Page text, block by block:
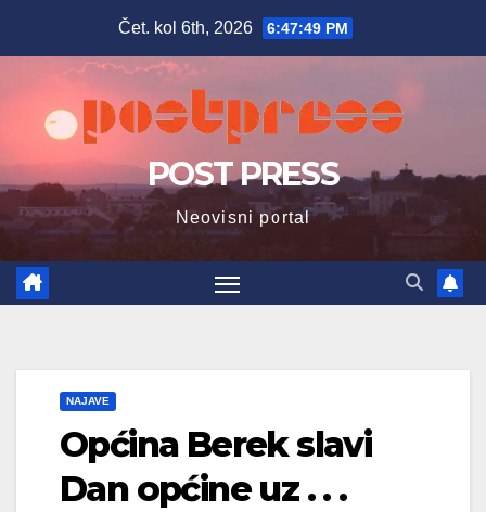
Čet. kol 6th, 2026 6:47:50 PM
POST PRESS
Neovisni portal
NAJAVE
Općina Berek slavi
Dan općine uz . . .